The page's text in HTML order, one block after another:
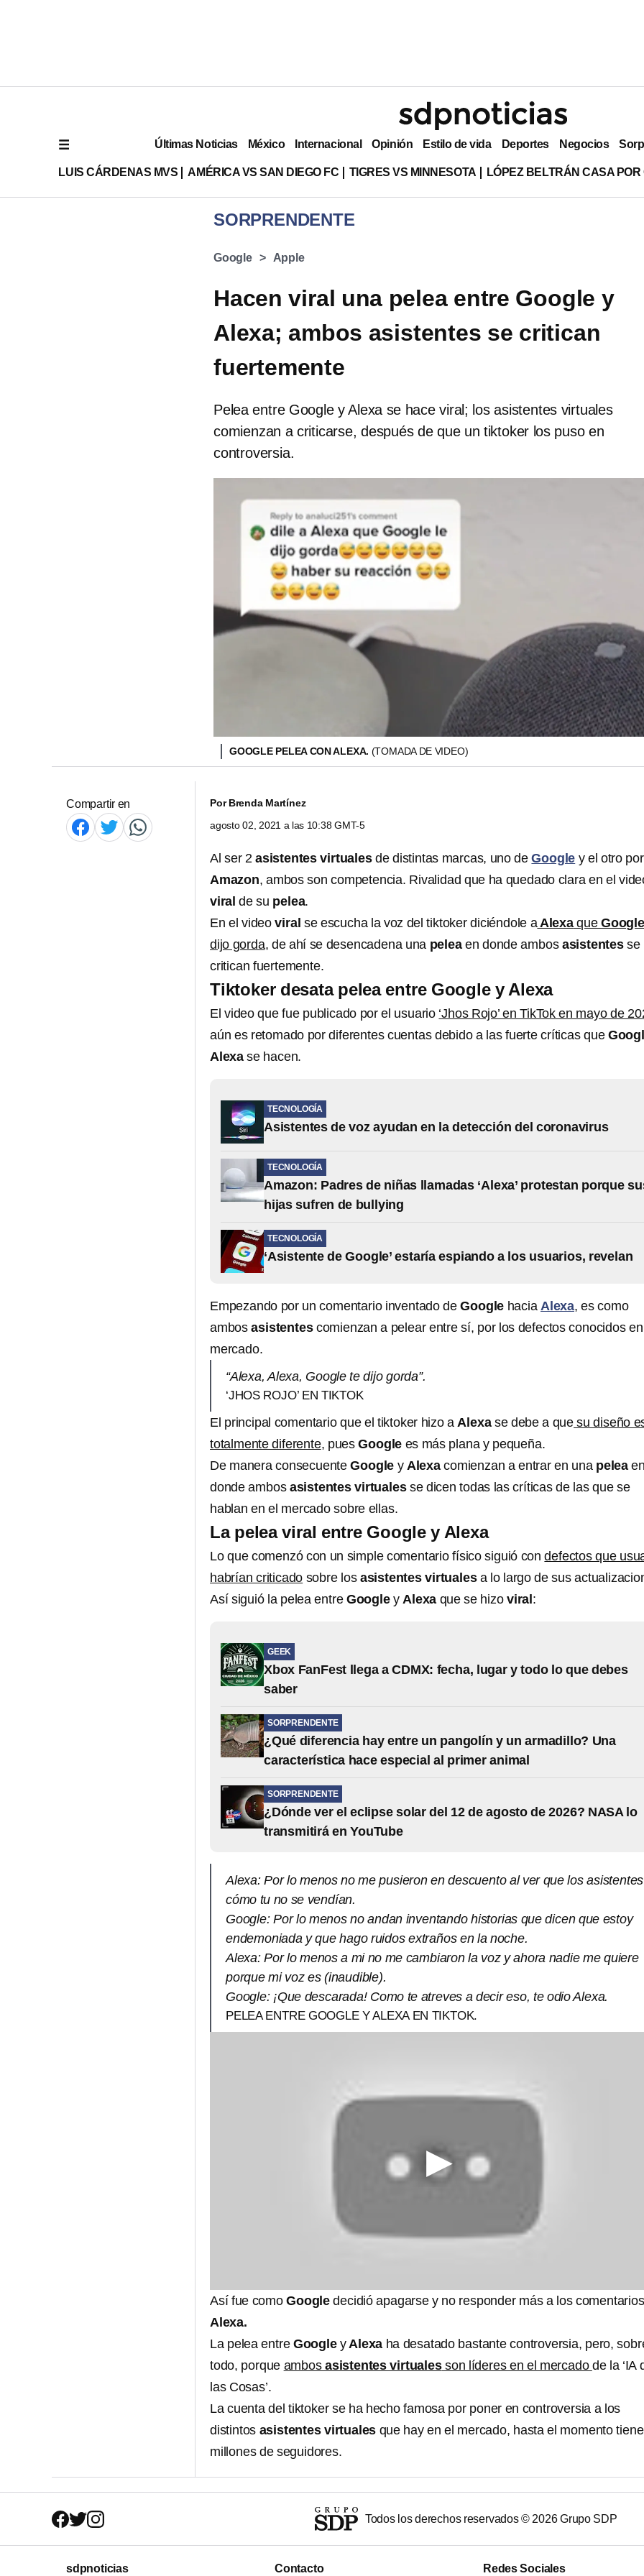
Últimas Noticias México Internacional Opinión Estilo de vida Deportes Negocios
LUIS CÁRDENAS MVS AMÉRICA VS SAN DIEGO FC TIGRES VS MINNESOTA LÓPEZ BELTRÁN CASA POR
SORPRENDENTE
Google Apple
Hacen viral una pelea entre Google y
Alexa; ambos asistentes se critican
fuertemente
Pelea entre Google y Alexa se hace viral; los asistentes virtuales
comienzan a criticarse, después de que un tiktoker los puso en
controversia.
GOOGLE PELEA CON ALEXA. (TOMADA DE VIDEO)
Compartir en PorBrenda Martínez
agosto 02, 2021 a las 10:38 GMT-5
Al ser 2 asistentes virtualesde distintas marcas, uno de Google y el otro por
Amazon, ambos son competencia. Rivalidad que ha quedado clara en el
viralde su pelea.
En el videoviral se escucha la voz del tiktoker diciéndole aAlexaqueGoogle
dijo gorda, de ahí se desencadena una peleaen donde ambosasistentesse
critican fuertemente.
Tiktoker desata pelea entre Google y Alexa
El video que fue publicado por el usuario ‘Jhos Rojo’ en TikTok en mayo de
aún es retomado por diferentes cuentas debido a las fuerte críticas que
Alexa se hacen.
TECNOLOGÍA
Asistentes de voz ayudan en la detección del coronavirus
TECNOLOGÍA
Amazon: Padres de niñas llamadas ‘Alexa’ protestan porque
hijas sufren de bullying
TECNOLOGÍA
‘Asistente de Google’ estaría espiando a los usuarios, revelan
Empezando por un comentario inventado de Google haciaAlexa, es como
ambos asistentes comienzan a pelear entre sí, por los defectos conocidos en
mercado.
“Alexa, Alexa, Google te dijo gorda”.
‘JHOS ROJO’ EN TIKTOK
El principal comentario que el tiktoker hizo aAlexase debe a que su diseño
totalmente diferente, pues Google es más plana y pequeña.
De manera consecuente Google y Alexacomienzan a entrar en unapelea en
donde ambos asistentes virtualesse dicen todas las críticas de las que se
hablan en el mercado sobre ellas.
La pelea viral entre Google y Alexa
Lo que comenzó con un simple comentario físico siguió condefectos que
habrían criticado sobre los asistentes virtualesa lo largo de sus
Así siguió la pelea entre GoogleyAlexa que se hizoviral :
GEEK
Xbox FanFest llega a CDMX: fecha, lugar y todo lo que debes
saber
SORPRENDENTE
¿Qué diferencia hay entre un pangolín y un armadillo? Una
característica hace especial al primer animal
SORPRENDENTE
¿Dónde ver el eclipse solar del 12 de agosto de 2026? NASA lo
transmitirá en YouTube
Alexa: Por lo menos no me pusieron en descuento al ver que los asistentes
cómo tu no se vendían.
Google: Por lo menos no andan inventando historias que dicen que estoy
endemoniada y que hago ruidos extraños en la noche.
Alexa: Por lo menos a mi no me cambiaron la voz y ahora nadie me quiere
porque mi voz es (inaudible).
Google: ¡Que descarada! Como te atreves a decir eso, te odio Alexa.
PELEA ENTRE GOOGLE Y ALEXA EN TIKTOK.
Así fue comoGoogle decidió apagarse y no responder más a los
Alexa.
La pelea entre GoogleyAlexa ha desatado bastante controversia, pero,
todo, porque ambosasistentes virtualesson líderes en el mercado de la ‘IA
las Cosas’.
La cuenta del tiktoker se ha hecho famosa por poner en controversia a los
distintos asistentes virtuales que hay en el mercado, hasta el momento
millones de seguidores.
Todos los derechos reservados © 2026Grupo SDP
sdpnoticias Contacto Redes Sociales